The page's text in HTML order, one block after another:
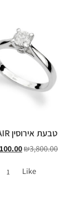
טבעת אירוסין BLAIR
₪3,800.00
Like